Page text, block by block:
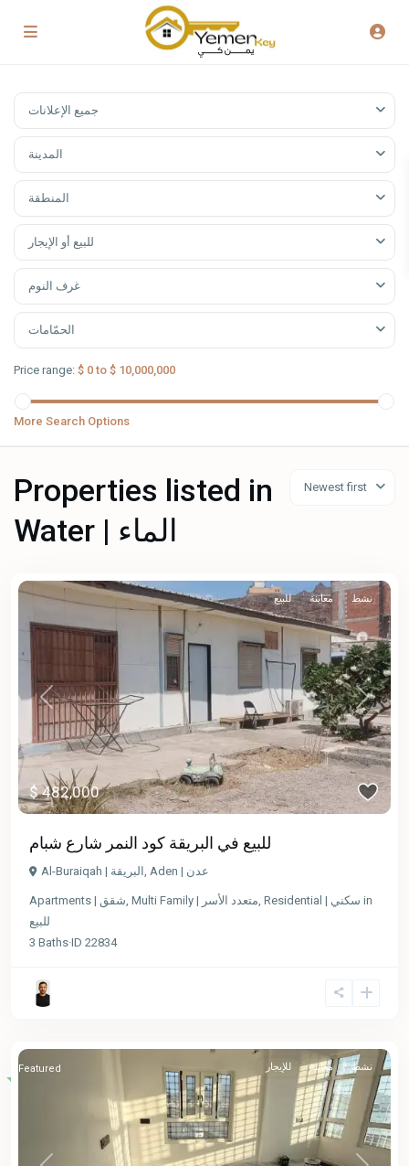
جميع الإعلانات
المدينة
المنطقة
للبيع أو الإيجار
غرف النوم
الحمّامات
Price range: $ 0 to $ 10,000,000
More Search Options
Newest first
Properties listed in
Water | الماء
Previous Next
$ 482,000
للبيع معاينة نشط
للبيع في البريقة كود النمر شارع شبام
Al-Buraiqah | البريقة Aden | عدن
Apartments | شقق Multi Family | متعدد الأسر Residential | سكني in
للبيع
3 Baths·ID 22834
للإيجار معاينة نشط Featured